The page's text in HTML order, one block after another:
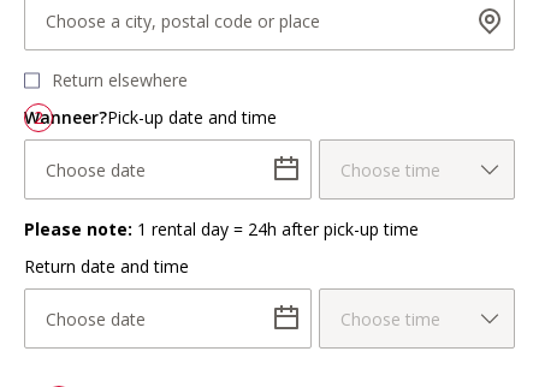
Choose a city, postal code or place
Return elsewhere
2
Wanneer?Pick-up date and time
Choose date Choose time
Please note: 1 rental day = 24h after pick-up time
Return date and time
Choose date Choose time